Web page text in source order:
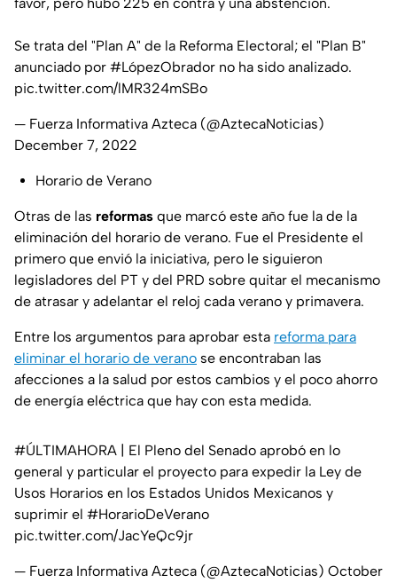
Se trata del "Plan A" de la Reforma Electoral; el "Plan B"
anunciado por #LópezObrador no ha sido analizado.
pic.twitter.com/lMR324mSBo
— Fuerza Informativa Azteca (@AztecaNoticias)
December 7, 2022
Horario de Verano
Otras de las reformas que marcó este año fue la de la
eliminación del horario de verano. Fue el Presidente el
primero que envió la iniciativa, pero le siguieron
legisladores del PT y del PRD sobre quitar el mecanismo
de atrasar y adelantar el reloj cada verano y primavera.
Entre los argumentos para aprobar esta reforma para
eliminar el horario de verano se encontraban las
afecciones a la salud por estos cambios y el poco ahorro
de energía eléctrica que hay con esta medida.
#ÚLTIMAHORA | El Pleno del Senado aprobó en lo
general y particular el proyecto para expedir la Ley de
Usos Horarios en los Estados Unidos Mexicanos y
suprimir el #HorarioDeVerano
pic.twitter.com/JacYeQc9jr
— Fuerza Informativa Azteca (@AztecaNoticias) October